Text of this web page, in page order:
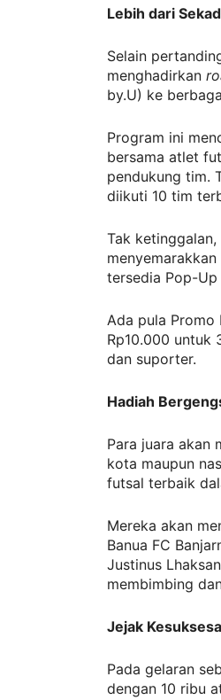
Lebih dari
Selain
menghadirkan
by.U) ke
Program ini
bersama atlet
pendukung tim.
diikuti 10 tim
Tak ketinggalan,
tersedia Pop-
Ada pula Promo
Rp10.000 untuk
dan suporter.
Hadiah
Para juara akan
kota maupun
futsal terbaik
Mereka akan
Banua FC
Justinus
membimbing
Jejak
Pada gelaran
dengan 10 ribu